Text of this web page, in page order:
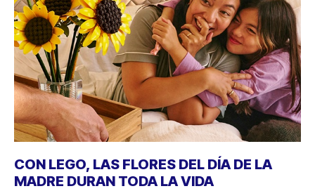
CON LEGO, LAS FLORES DEL DÍA DE LA
MADRE DURAN TODA LA VIDA